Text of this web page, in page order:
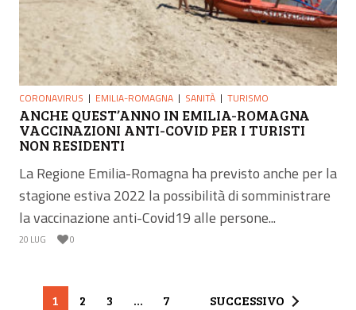
CORONAVIRUS EMILIA-ROMAGNA SANITÀ TURISMO
ANCHE QUEST’ANNO IN EMILIA-ROMAGNA
VACCINAZIONI ANTI-COVID PER I TURISTI
NON RESIDENTI
La Regione Emilia-Romagna ha previsto anche per la
stagione estiva 2022 la possibilità di somministrare
la vaccinazione anti-Covid19 alle persone...
20 LUG 0
1 2 3 … 7 SUCCESSIVO